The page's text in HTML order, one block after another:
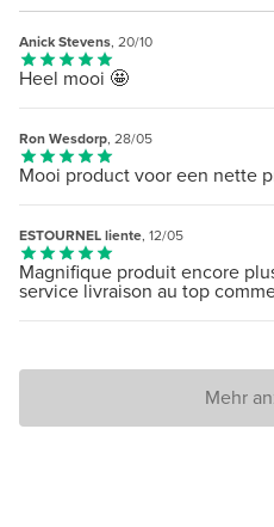
Anick Stevens, 20/10
Heel mooi 🤩
Ron Wesdorp, 28/05
Mooi product voor een nette
ESTOURNEL liente, 12/05
Magnifique produit encore
service livraison au top
Mehr